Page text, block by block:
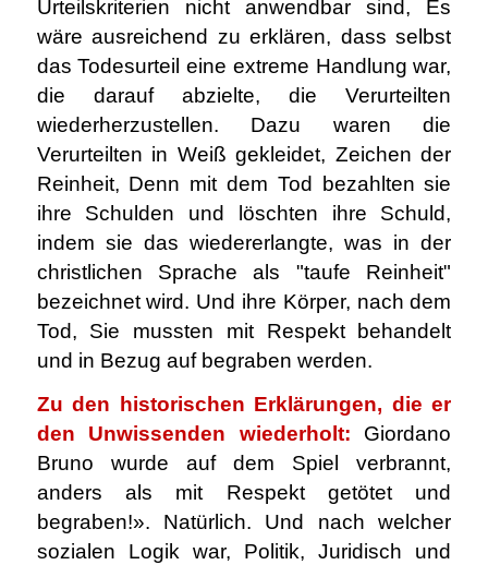
Urteilskriterien nicht anwendbar sind, Es
wäre ausreichend zu erklären, dass selbst
das Todesurteil eine extreme Handlung war,
die darauf abzielte, die Verurteilten
wiederherzustellen. Dazu waren die
Verurteilten in Weiß gekleidet, Zeichen der
Reinheit, Denn mit dem Tod bezahlten sie
ihre Schulden und löschten ihre Schuld,
indem sie das wiedererlangte, was in der
christlichen Sprache als "taufe Reinheit"
bezeichnet wird. Und ihre Körper, nach dem
Tod, Sie mussten mit Respekt behandelt
und in Bezug auf begraben werden.
Zu den historischen Erklärungen, die er
den Unwissenden wiederholt: Giordano
Bruno wurde auf dem Spiel verbrannt,
anders als mit Respekt getötet und
begraben!». Natürlich. Und nach welcher
sozialen Logik war, Politik, Juridisch und